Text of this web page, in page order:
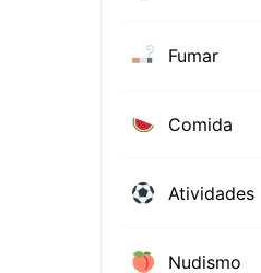
Fumar
Comida
Atividades
Nudismo